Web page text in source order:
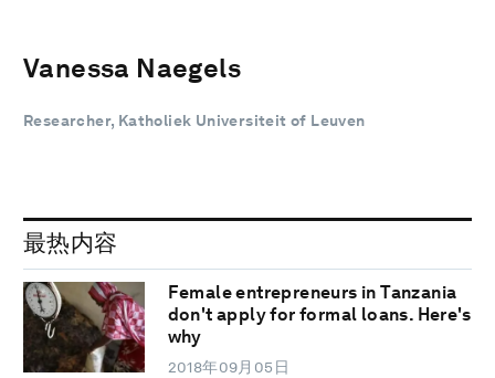
Vanessa Naegels
Researcher, Katholiek Universiteit of Leuven
最热内容
Female entrepreneurs in Tanzania
don't apply for formal loans. Here's
why
2018年09月05日